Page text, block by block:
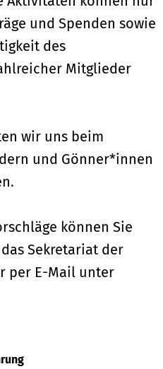
und Spenden sowie
des
Mitglieder
wir uns beim
und Gönner*innen
können Sie
Sekretariat der
per E-Mail unter